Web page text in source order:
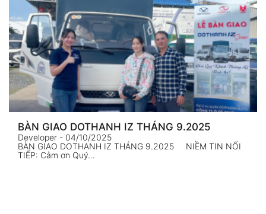
BÀN GIAO DOTHANH IZ THÁNG 9.2025
Developer - 04/10/2025
BÀN GIAO DOTHANH IZ THÁNG 9.2025 NIỀM TIN NỐI
TIẾP: Cảm ơn Quý…